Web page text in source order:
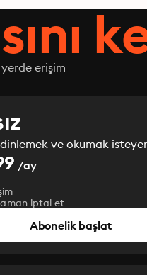
erişim
dinlemek ve okumak
/ay
iptal et
Abonelik başlat